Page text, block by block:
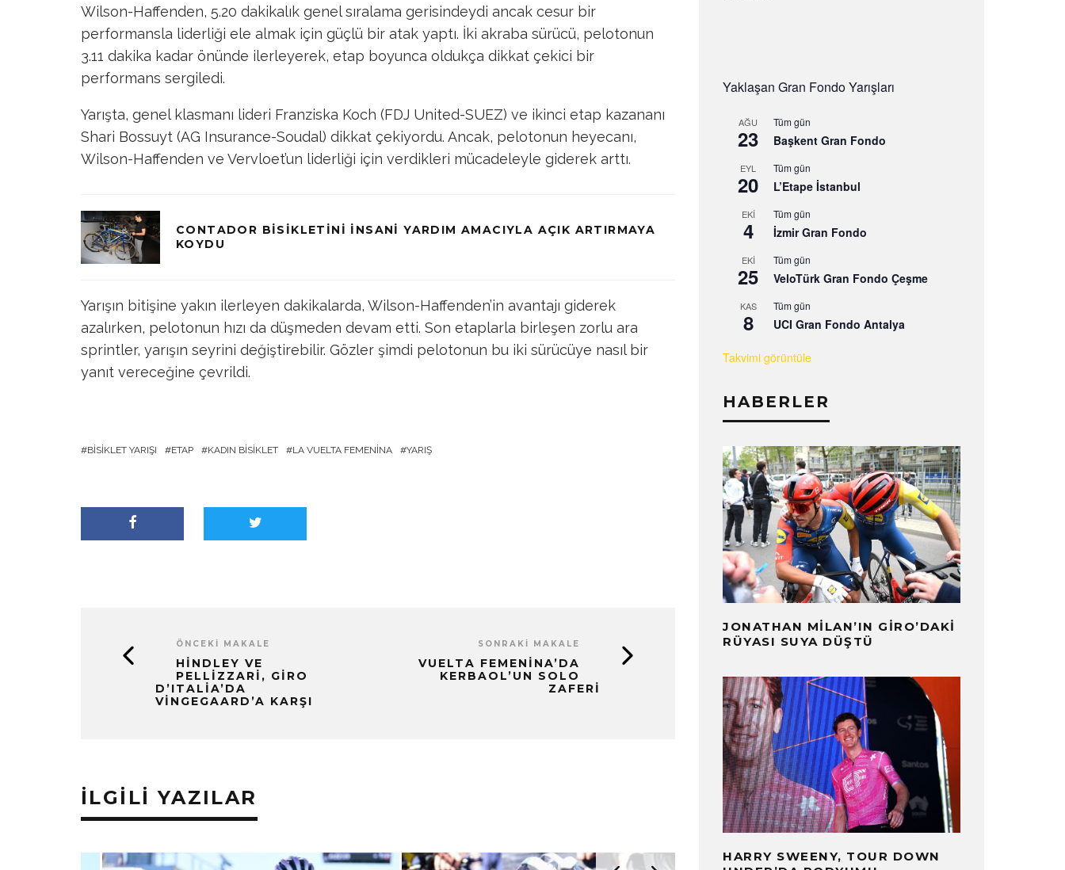
Wilson-Haffenden, 5.20 dakikalık genel sıralama gerisindeydi ancak cesur bir
performansla liderliği ele almak için güçlü bir atak yaptı. İki akraba sürücü, pelotonun
3.11 dakika kadar önünde ilerleyerek, etap boyunca oldukça dikkat çekici bir
performans sergiledi.
Yarışta, genel klasmanı lideri Franziska Koch (FDJ United-SUEZ) ve ikinci etap kazananı
Shari Bossuyt (AG Insurance-Soudal) dikkat çekiyordu. Ancak, pelotonun heyecanı,
Wilson-Haffenden ve Vervloet’un liderliği için verdikleri mücadeleyle giderek arttı.
CONTADOR BISIKLETINI İNSANI YARDIM AMACIYLA AÇIK ARTIRMAYA
KOYDU
Yarışın bitişine yakın ilerleyen dakikalarda, Wilson-Haffenden’in avantajı giderek
azalırken, pelotonun hızı da düşmeden devam etti. Son etaplarla birleşen zorlu ara
sprintler, yarışın seyrini değiştirebilir. Gözler şimdi pelotonun bu iki sürücüye nasıl bir
yanıt vereceğine çevrildi.
BISIKLET YARIŞI ETAP KADIN BISIKLET LA VUELTA FEMENINA YARIŞ
ÖNCEKI MAKALE
HINDLEY VE
PELLIZZARI, GIRO
D’ITALIA’DA
VINGEGAARD’A KARŞI
SONRAKI MAKALE
VUELTA FEMENINA’DA
KERBAOL’UN SOLO
ZAFERI
İLGILI YAZILAR
Yaklaşan Gran Fondo Yarışları
AĞU
23
Tüm gün
Başkent Gran Fondo
EYL
20
Tüm gün
L’Etape İstanbul
EKI
4
Tüm gün
İzmir Gran Fondo
EKI
25
Tüm gün
VeloTürk Gran Fondo Çeşme
KAS
8
Tüm gün
UCI Gran Fondo Antalya
Takvimi görüntüle
HABERLER
JONATHAN MILAN’IN GIRO’DAKI
RÜYASI SUYA DÜŞTÜ
HARRY SWEENY, TOUR DOWN